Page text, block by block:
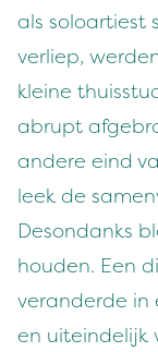
als soloartiest
verliep,
kleine
abrupt
andere eind
leek de
Desondanks
houden. Een
veranderde in
en uiteindelijk